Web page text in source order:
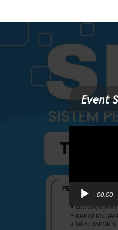
Event
Pemutar
Video
00:00